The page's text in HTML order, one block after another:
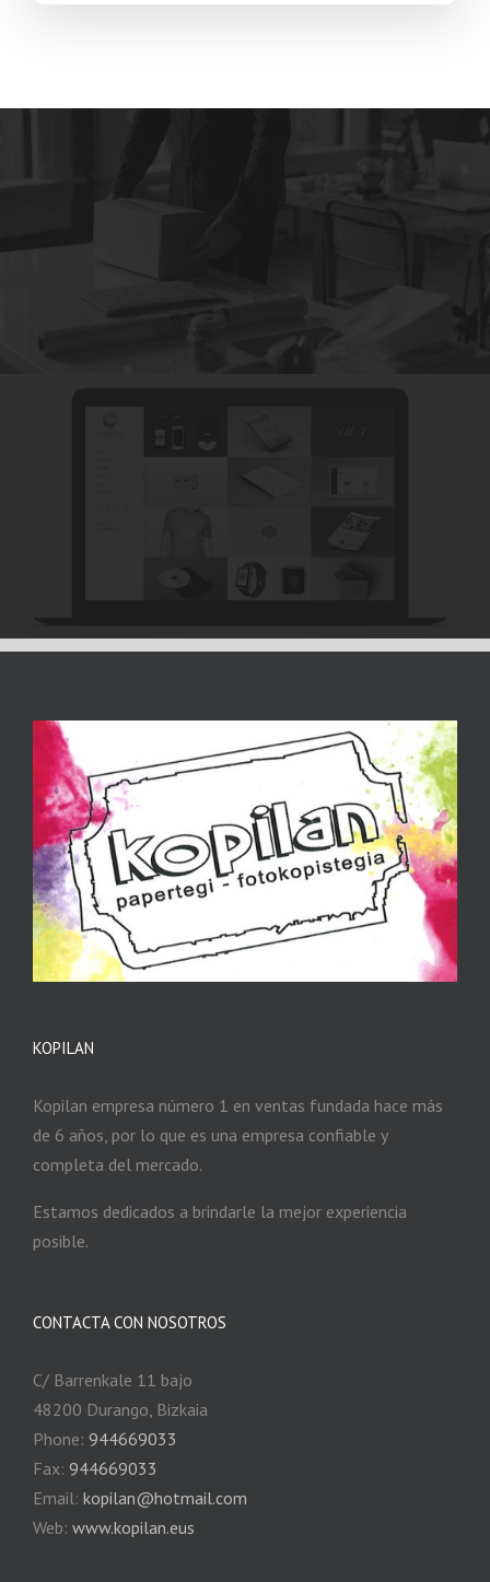
KOPILAN
Kopilan empresa número 1 en ventas fundada hace más
de 6 años, por lo que es una empresa confiable y
completa del mercado.
Estamos dedicados a brindarle la mejor experiencia
posible.
CONTACTA CON NOSOTROS
C/ Barrenkale 11 bajo
48200 Durango, Bizkaia
Phone: 944669033
Fax: 944669033
Email: kopilan@hotmail.com
Web: www.kopilan.eus